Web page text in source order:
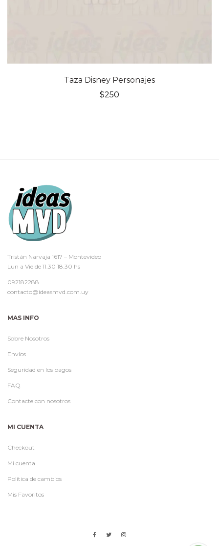
Taza Disney Personajes
$250
Tristán Narvaja 1617 – Montevideo
Lun a Vie de 11.30 18.30 hs
092182288
contacto@ideasmvd.com.uy
MAS INFO
Sobre Nosotros
Envíos
Seguridad en los pagos
FAQ
Contacte con nosotros
MI CUENTA
Checkout
Mi cuenta
Política de cambios
Mis Favoritos